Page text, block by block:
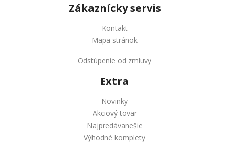
Zákaznícky servis
Kontakt
Mapa stránok
Odstúpenie od zmluvy
Extra
Novinky
Akciový tovar
Najpredávanešie
Výhodné komplety